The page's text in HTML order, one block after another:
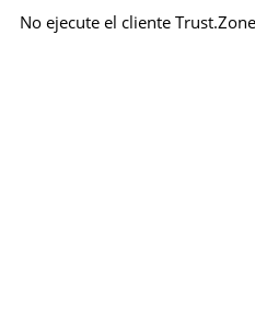
No ejecute el cliente